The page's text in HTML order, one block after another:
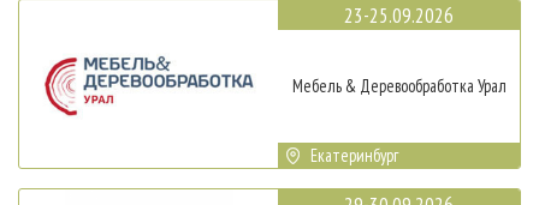
23-25.09.2026
Мебель & Деревообработка Урал
Екатеринбург